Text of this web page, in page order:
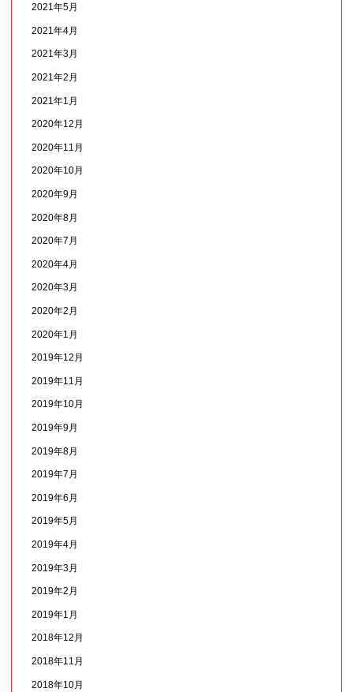
2021年5月
2021年4月
2021年3月
2021年2月
2021年1月
2020年12月
2020年11月
2020年10月
2020年9月
2020年8月
2020年7月
2020年4月
2020年3月
2020年2月
2020年1月
2019年12月
2019年11月
2019年10月
2019年9月
2019年8月
2019年7月
2019年6月
2019年5月
2019年4月
2019年3月
2019年2月
2019年1月
2018年12月
2018年11月
2018年10月